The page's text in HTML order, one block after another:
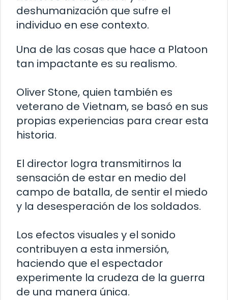
deshumanización que sufre el
individuo en ese contexto.
Una de las cosas que hace a Platoon
tan impactante es su realismo.
Oliver Stone, quien también es
veterano de Vietnam, se basó en sus
propias experiencias para crear esta
historia.
El director logra transmitirnos la
sensación de estar en medio del
campo de batalla, de sentir el miedo
y la desesperación de los soldados.
Los efectos visuales y el sonido
contribuyen a esta inmersión,
haciendo que el espectador
experimente la crudeza de la guerra
de una manera única.